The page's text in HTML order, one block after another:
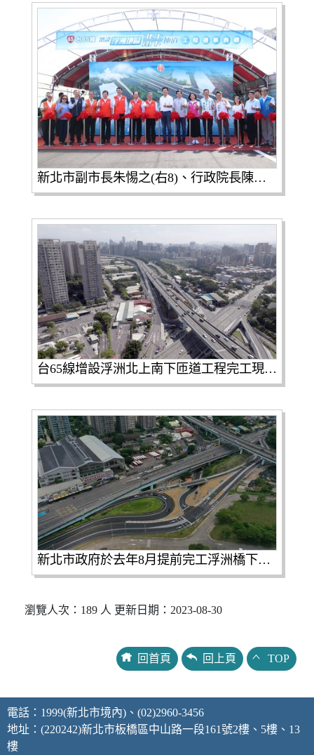
新北市副市長朱惕之(右8)、行政院長陳建仁(左8)及地方民意代表等人，一同在65線增設浮洲北上南下匝道工程通車典禮進行剪綵，慶祝工程順利完工通車。
台65線增設浮洲北上南下匝道工程完工現況，新北市政府也同步辦理平面道路的優化工程，道路優化工程於去年8月提前完工。(圖由交通部公路總局第一區養護工程處提供)
新北市政府於去年8月提前完工浮洲橋下平面道路優化工程，將橋下往板城路迴轉動線截彎取直，並將板城路左、右岸調整為單行道，整體改善解決板橋、樹林、土城鄰近區域的交通。
瀏覽人次：189 人 更新日期：2023-08-30
回首頁 回上頁 TOP
電話：1999(新北市境內)、(02)2960-3456
地址：(220242)新北市板橋區中山路一段161號2樓、5樓、13
樓